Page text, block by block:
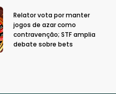
Relator vota por manter
jogos de azar como
contravenção; STF amplia
debate sobre bets